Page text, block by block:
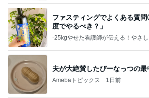
ファスティングでよくある質
度でやるべき？」
‐25kgやせた看護師が伝える！やさ
夫が大絶賛したぴーなっつの最
Amebaトピックス 1日前